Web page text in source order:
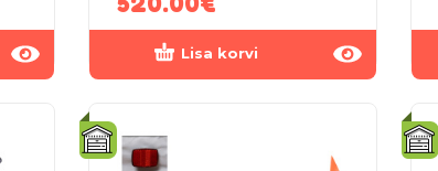
Lisa korvi